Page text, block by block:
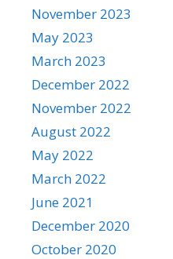
November 2023
May 2023
March 2023
December 2022
November 2022
August 2022
May 2022
March 2022
June 2021
December 2020
October 2020